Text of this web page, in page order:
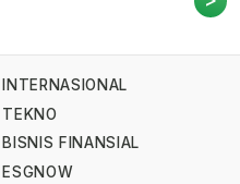
INTERNASIONAL
TEKNO
BISNIS FINANSIAL
ESGNOW